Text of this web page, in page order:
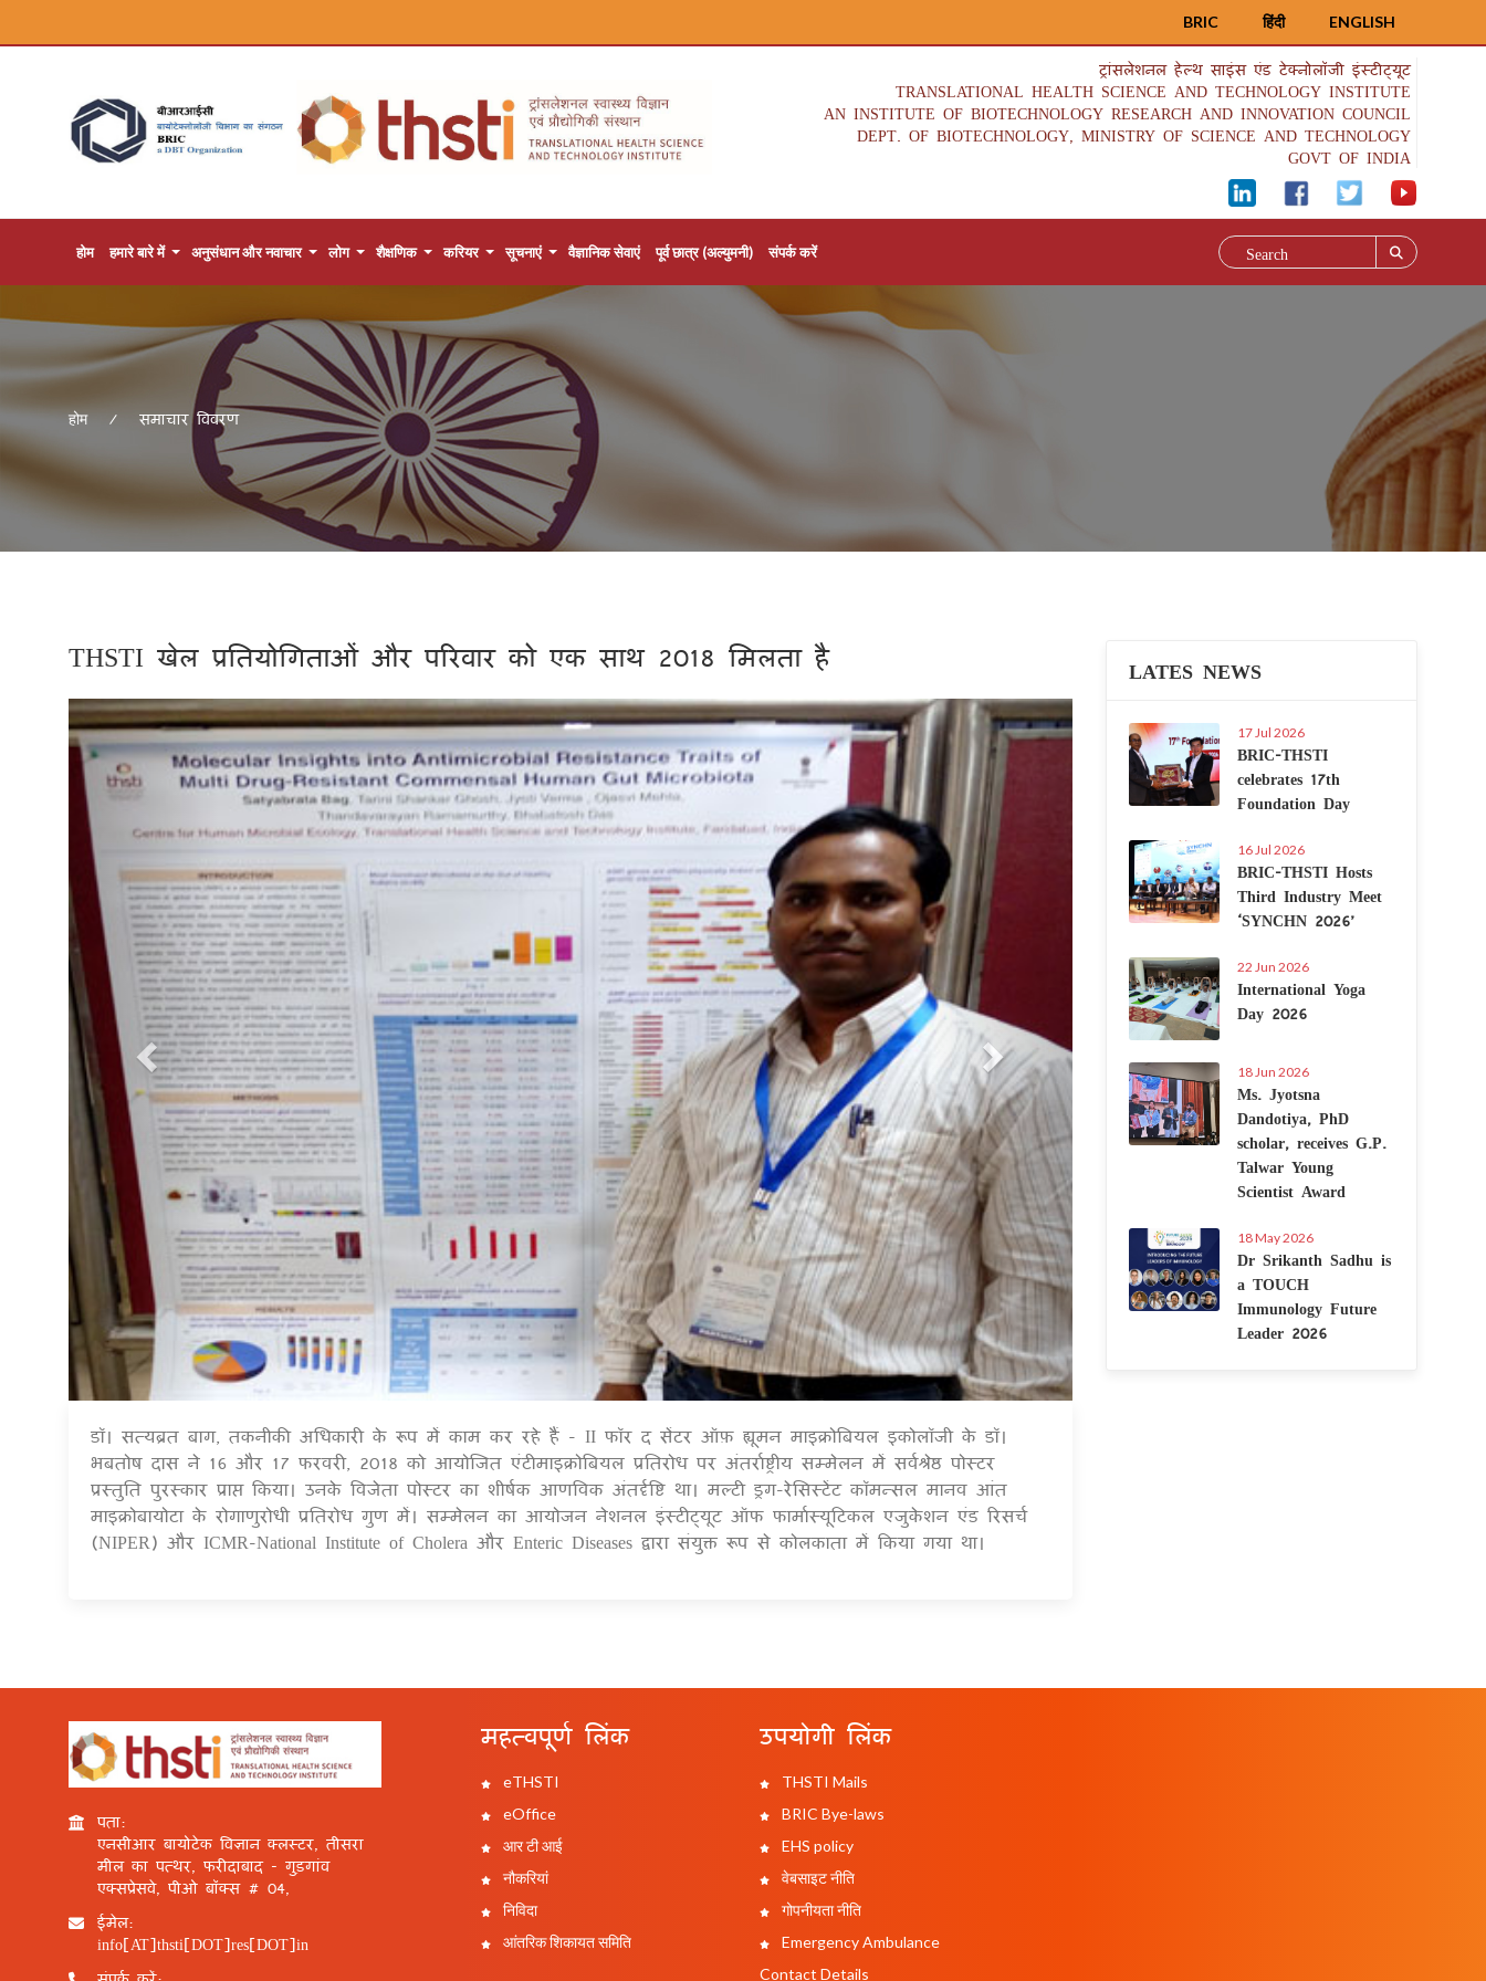
ENGLISH
हिंदी
BRIC
ट्रांसलेशनल हेल्थ साइंस एंड टेक्नोलॉजी इंस्टीट्यूट
TRANSLATIONAL HEALTH SCIENCE AND TECHNOLOGY INSTITUTE
AN INSTITUTE OF BIOTECHNOLOGY RESEARCH AND INNOVATION COUNCIL
DEPT. OF BIOTECHNOLOGY, MINISTRY OF SCIENCE AND TECHNOLOGY
GOVT OF INDIA
होम हमारे बारे में अनुसंधान और नवाचार लोग शैक्षणिक करियर सूचनाएं वैज्ञानिक सेवाएं पूर्व छात्र (अल्युमनी) संपर्क करें
होम समाचार विवरण
THSTI खेल प्रतियोगिताओं और परिवार को एक साथ 2018 मिलता है
Previous Next
17 Jul 2020
डॉ। सत्यब्रत बाग, तकनीकी अधिकारी के रूप में काम कर रहे हैं - II फॉर द सेंटर ऑफ़ ह्यूमन माइक्रोबियल इकोलॉजी के डॉ।
भबतोष दास ने 16 और 17 फरवरी, 2018 को आयोजित एंटीमाइक्रोबियल प्रतिरोध पर अंतर्राष्ट्रीय सम्मेलन में सर्वश्रेष्ठ पोस्टर
प्रस्तुति पुरस्कार प्राप्त किया। उनके विजेता पोस्टर का शीर्षक आणविक अंतर्दृष्टि था। मल्टी ड्रग-रेसिस्टेंट कॉमन्सल मानव आंत
माइक्रोबायोटा के रोगाणुरोधी प्रतिरोध गुण में। सम्मेलन का आयोजन नेशनल इंस्टीट्यूट ऑफ फार्मास्यूटिकल एजुकेशन एंड रिसर्च
(NIPER) और ICMR-National Institute of Cholera और Enteric Diseases द्वारा संयुक्त रूप से कोलकाता में किया गया था।
LATES NEWS
17 Jul 2026
BRIC-THSTI
celebrates 17th
Foundation Day
16 Jul 2026
BRIC-THSTI Hosts
Third Industry Meet
‘SYNCHN 2026’
22 Jun 2026
International Yoga
Day 2026
18 Jun 2026
Ms. Jyotsna
Dandotiya, PhD
scholar, receives G.P.
Talwar Young
Scientist Award
18 May 2026
Dr Srikanth Sadhu is
a TOUCH
Immunology Future
Leader 2026
पता:
एनसीआर बायोटेक विज्ञान क्लस्टर, तीसरा
मील का पत्थर, फरीदाबाद - गुड़गांव
एक्सप्रेसवे, पीओ बॉक्स # 04,
ईमेल:
info[AT]thsti[DOT]res[DOT]in
महत्वपूर्ण लिंक
eTHSTI
eOffice
आर टी आई
नौकरियां
निविदा
आंतरिक शिकायत समिति
उपयोगी लिंक
THSTI Mails
BRIC Bye-laws
EHS policy
वेबसाइट नीति
गोपनीयता नीति
Emergency Ambulance
Contact Details